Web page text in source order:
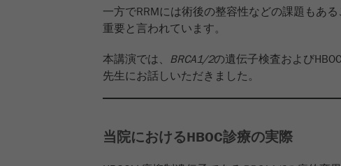
一方でRRMには術後の整容性などの課題もあ
重要と言われています。
本講演では、 BRCA1/2の遺伝子検査および
先生にお話しいただきました。
当院におけるHBOC診療の実際